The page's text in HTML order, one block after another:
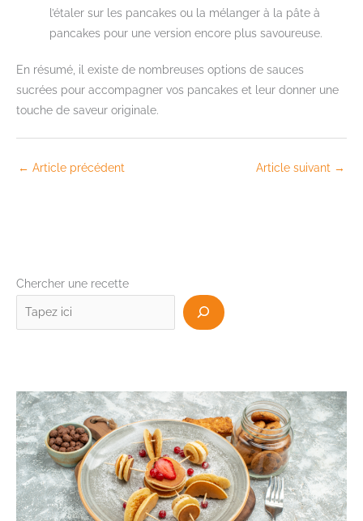
l’étaler sur les pancakes ou la mélanger à la pâte à
pancakes pour une version encore plus savoureuse.
En résumé, il existe de nombreuses options de sauces
sucrées pour accompagner vos pancakes et leur donner une
touche de saveur originale.
← Article précédent Article suivant →
Chercher une recette